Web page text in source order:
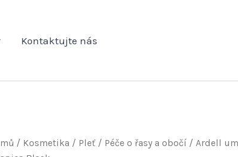
Kontaktujte nás
/ Kosmetika / Pleť / Péče o řasy a obočí / Ardell